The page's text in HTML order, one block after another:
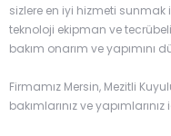
sizlere en iyi hizmeti sunmak
teknoloji ekipman ve
bakım onarım ve
Firmamız Mersin, Mezitli
bakımlarınız ve